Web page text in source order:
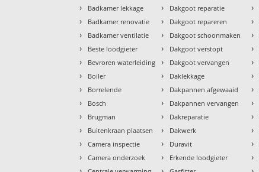
› Badkamer lekkage
› Badkamer renovatie
› Badkamer ventilatie
› Beste loodgieter
› Bevroren waterleiding
› Boiler
› Borrelende
› Bosch
› Brugman
› Buitenkraan plaatsen
› Camera inspectie
› Camera onderzoek
› Dakgoot reparatie
› Dakgoot repareren
› Dakgoot schoonmaken
› Dakgoot verstopt
› Dakgoot vervangen
› Daklekkage
› Dakpannen afgewaaid
› Dakpannen vervangen
› Dakreparatie
› Dakwerk
› Duravit
› Erkende loodgieter
›
›
›
›
›
›
›
›
›
›
›
›